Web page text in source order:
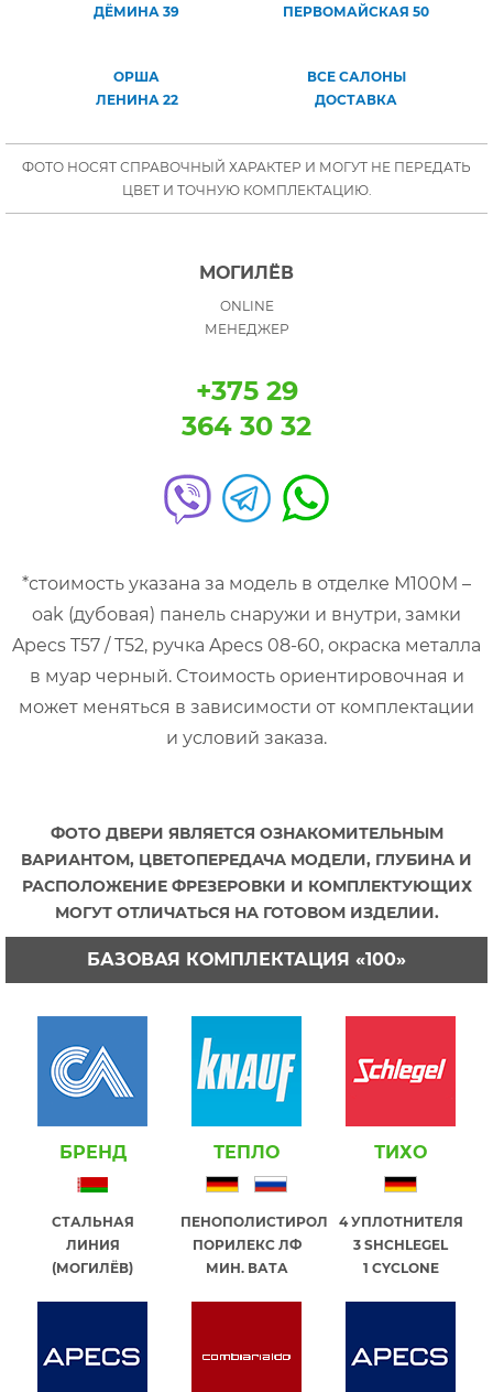
ДЁМИНА 39
ПЕРВОМАЙСКАЯ 50
ОРША
ЛЕНИНА 22
ВСЕ САЛОНЫ
ДОСТАВКА
ФОТО НОСЯТ СПРАВОЧНЫЙ ХАРАКТЕР И МОГУТ НЕ ПЕРЕДАТЬ
ЦВЕТ И ТОЧНУЮ КОМПЛЕКТАЦИЮ.
МОГИЛЁВ
ONLINE
МЕНЕДЖЕР
+375 29
364 30 32
*стоимость указана за модель в отделке М100М –
oak (дубовая) панель снаружи и внутри, замки
Apecs T57 / T52, ручка Apecs 08-60, окраска металла
в муар черный. Cтоимость ориентировочная и
может меняться в зависимости от комплектации
и условий заказа.
ФОТО ДВЕРИ ЯВЛЯЕТСЯ ОЗНАКОМИТЕЛЬНЫМ
ВАРИАНТОМ, ЦВЕТОПЕРЕДАЧА МОДЕЛИ, ГЛУБИНА И
РАСПОЛОЖЕНИЕ ФРЕЗЕРОВКИ И КОМПЛЕКТУЮЩИХ
МОГУТ ОТЛИЧАТЬСЯ НА ГОТОВОМ ИЗДЕЛИИ.
БАЗОВАЯ КОМПЛЕКТАЦИЯ «100»
БРЕНД
СТАЛЬНАЯ
ЛИНИЯ
(МОГИЛЁВ)
ТЕПЛО
ПЕНОПОЛИСТИРОЛ
ПОРИЛЕКС ЛФ
МИН. ВАТА
ТИХО
4 УПЛОТНИТЕЛЯ
3 SHCHLEGEL
1 СYCLONE